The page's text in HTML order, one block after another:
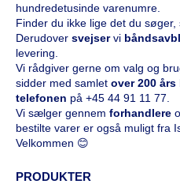
hundredetusinde varenumre.
Finder du ikke lige det du søger,
Derudover svejservi
levering.
Vi rådgiver gerne om valg og
sidder med samlet over 200
telefonen på +45 44 91 11 77
Vi sælger gennem forhandlere
bestilte varer er også muligt fra
Velkommen 😊
PRODUKTER